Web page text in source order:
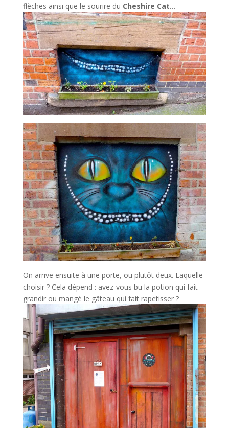
flèches ainsi que le sourire du Cheshire Cat…
On arrive ensuite à une porte, ou plutôt deux. Laquelle
choisir ? Cela dépend : avez-vous bu la potion qui fait
grandir ou mangé le gâteau qui fait rapetisser ?